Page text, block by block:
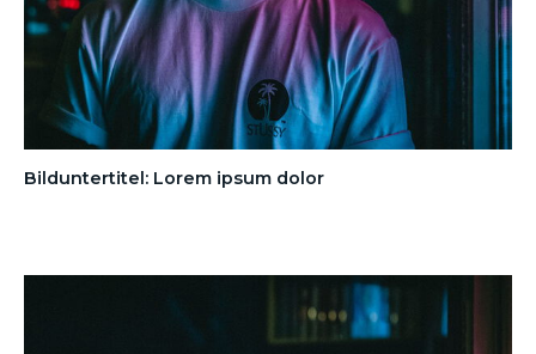
Bilduntertitel: Lorem ipsum dolor